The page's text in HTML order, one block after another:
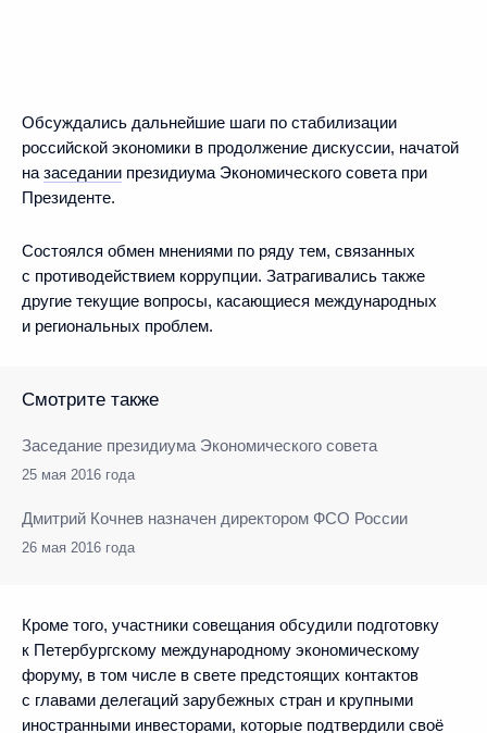
Обсуждались дальнейшие шаги по стабилизации
российской экономики в продолжение дискуссии, начатой
на заседании президиума Экономического совета при
Президенте.
Состоялся обмен мнениями по ряду тем, связанных
с противодействием коррупции. Затрагивались также
другие текущие вопросы, касающиеся международных
и региональных проблем.
Смотрите также
Заседание президиума Экономического совета
25 мая 2016 года
Дмитрий Кочнев назначен директором ФСО России
26 мая 2016 года
Кроме того, участники совещания обсудили подготовку
к Петербургскому международному экономическому
форуму, в том числе в свете предстоящих контактов
с главами делегаций зарубежных стран и крупными
иностранными инвесторами, которые подтвердили своё